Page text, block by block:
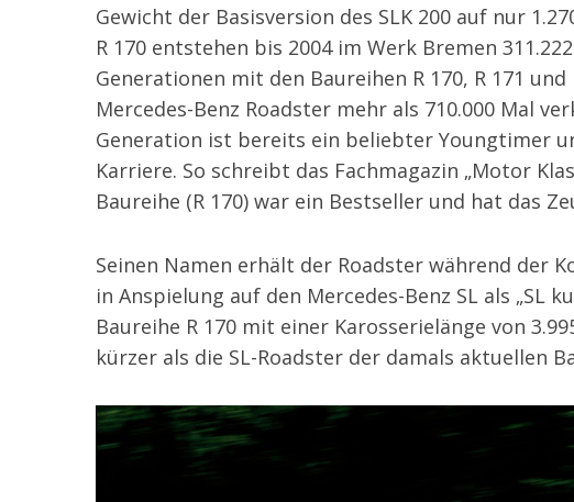
Gewicht der Basisversion des SLK 200 auf nur
R 170 entstehen bis 2004 im Werk Bremen
Generationen mit den Baureihen R 170, R 171
Mercedes-Benz Roadster mehr als 710.000 Mal
Generation ist bereits ein beliebter Youngtimer
Karriere. So schreibt das Fachmagazin „Motor
Baureihe (R 170) war ein Bestseller und hat das
Seinen Namen erhält der Roadster während der
in Anspielung auf den Mercedes-Benz SL als „SL
Baureihe R 170 mit einer Karosserielänge von
kürzer als die SL-Roadster der damals aktuellen